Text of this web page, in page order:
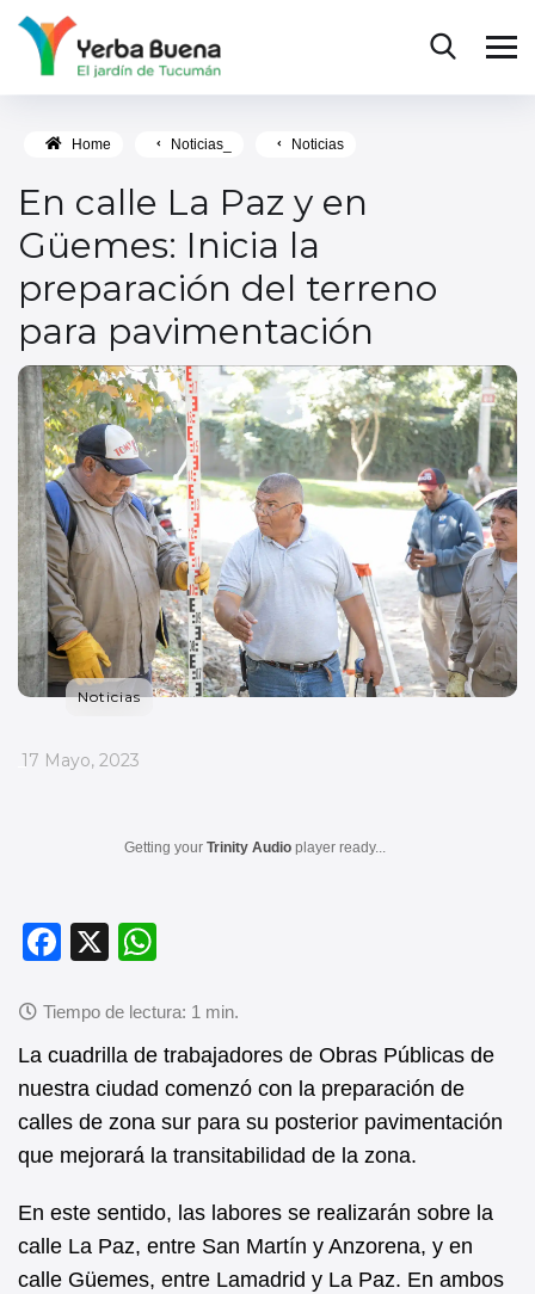
Home Noticias_ Noticias
En calle La Paz y en
Güemes: Inicia la
preparación del terreno
para pavimentación
Noticias
_
17 Mayo, 2023
Getting your Trinity Audio player ready...
F
c
e
b
o
o
k
X
at
s
A
p
p
La cuadrilla de trabajadores de Obras Públicas de
nuestra ciudad comenzó con la preparación de
calles de zona sur para su posterior pavimentación
que mejorará la transitabilidad de la zona.
En este sentido, las labores se realizarán sobre la
calle La Paz, entre San Martín y Anzorena, y en
calle Güemes, entre Lamadrid y La Paz. En ambos